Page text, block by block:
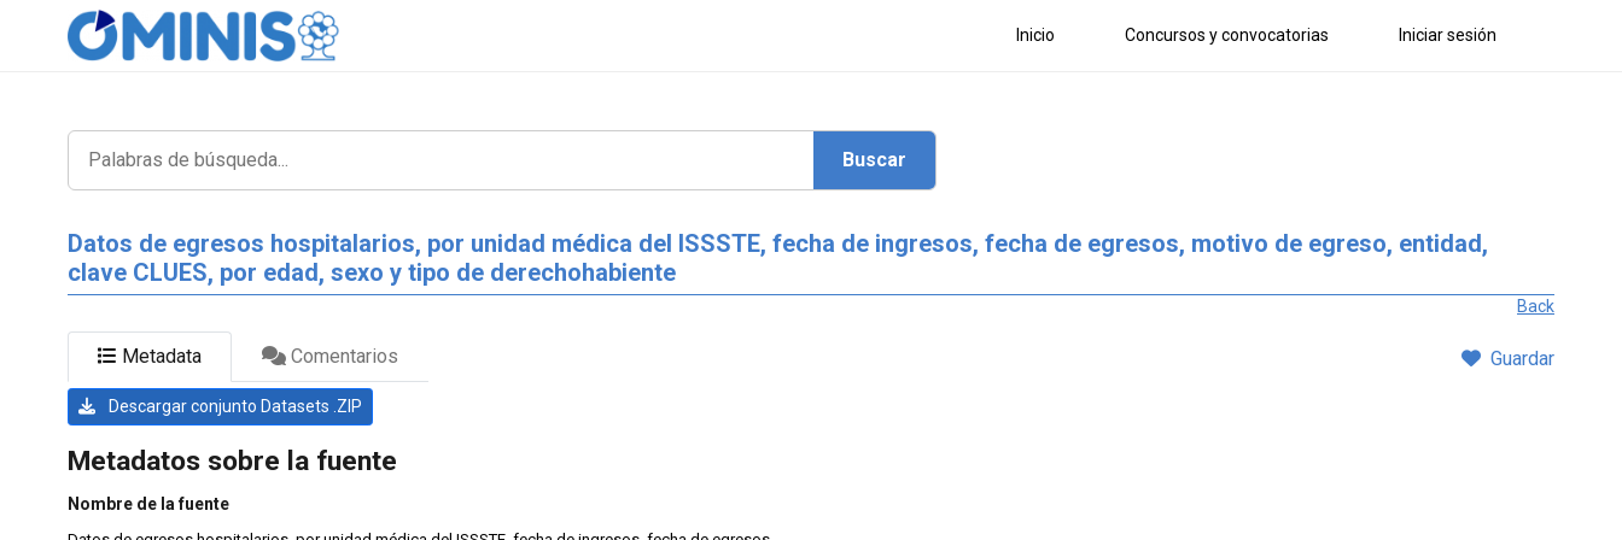
Inicio Concursos y convocatorias Iniciar sesión
Datos de egresos hospitalarios, por unidad médica del ISSSTE, fecha de ingresos, fecha de egresos, motivo de egreso, entidad,
clave CLUES, por edad, sexo y tipo de derechohabiente
Back
Metadata Comentarios Guardar
Descargar conjunto Datasets .ZIP
Metadatos sobre la fuente
Nombre de la fuente